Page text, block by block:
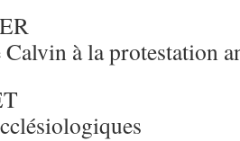
à la protestation